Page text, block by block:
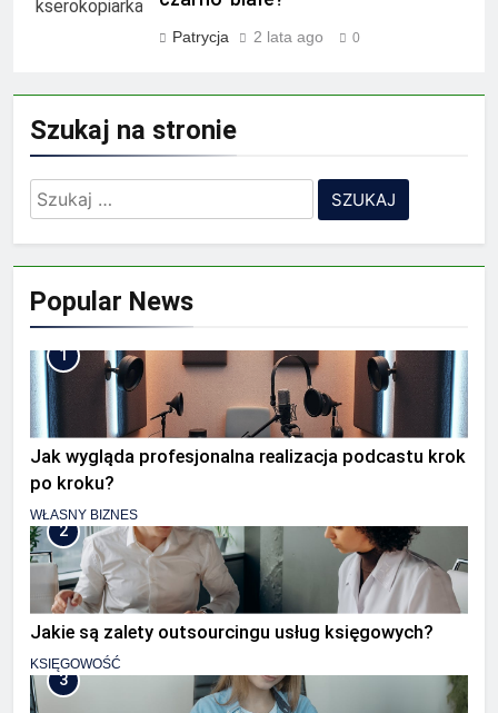
Patrycja 2 lata ago 0
Szukaj na stronie
Szukaj:
Popular News
1
Jak wygląda profesjonalna realizacja podcastu krok
po kroku?
WŁASNY BIZNES
2
Jakie są zalety outsourcingu usług księgowych?
KSIĘGOWOŚĆ
3